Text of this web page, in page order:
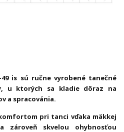
is sú ručne vyrobené tanečné
u ktorých sa kladie dôraz na
a spracovánia.
pri tanci vďaka mäkkej
zároveň skvelou ohybnosťou